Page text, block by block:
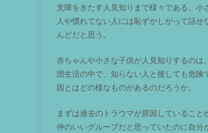
支障をきたす人見知りまで様々である。
人や慣れてない人には恥ずかしがって話
んどだと思う。
赤ちゃんや小さな子供が人見知りするの
団生活の中で、知らない人と接しても危
因とはどの様なものがあるのだろうか。
まずは過去のトラウマが原因していること
仲のいいグループだと思っていたのに自